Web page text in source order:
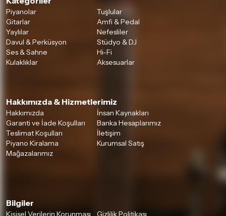
Piyanolar
Tuşlular
Gitarlar
Amfi & Pedal
Yaylılar
Nefesliler
Davul & Perküsyon
Stüdyo & DJ
Ses & Sahne
Hi-Fi
Kulaklıklar
Aksesuarlar
Hakkımızda & Hizmetlerimiz
Hakkımızda
İnsan Kaynakları
Garanti ve İade Koşulları
Banka Hesaplarımız
Teslimat Koşulları
İletişim
Piyano Kiralama
Kurumsal Satış
Mağazalarımız
Bilgiler
Kişisel Verilerin Korunması
Gizlilik Politikası